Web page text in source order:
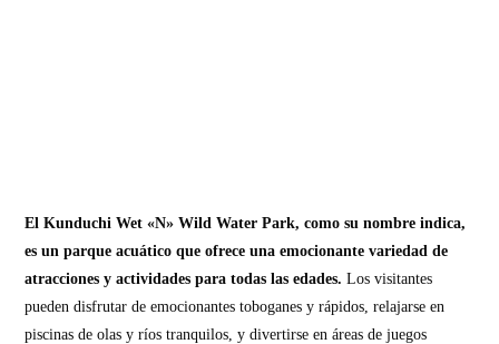
El Kunduchi Wet «N» Wild Water Park, como su nombre indica,
es un parque acuático que ofrece una emocionante variedad de
atracciones y actividades para todas las edades.Los visitantes
pueden disfrutar de emocionantes toboganes y rápidos, relajarse en
piscinas de olas y ríos tranquilos, y divertirse en áreas de juegos